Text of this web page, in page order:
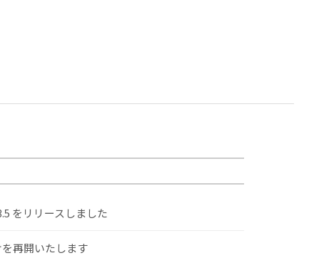
をリリースしました
再開いたします